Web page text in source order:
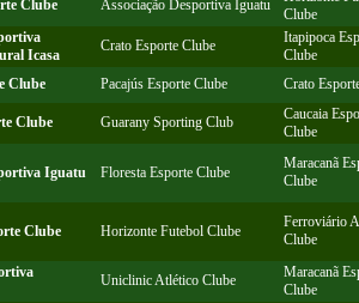
Clube Associação Desportiva Iguatu
Clube
Icasa
Crato Esporte Clube
Itapipoca
Clube
Clube Pacajús Esporte Clube Crato
Clube Guarany Sporting Club
Caucaia
Clube
Iguatu Floresta Esporte Clube
Maracanã
Clube
Clube Horizonte Futebol Clube
Ferroviário
Clube
Uniclinic Atlético Clube
Maracanã
Clube